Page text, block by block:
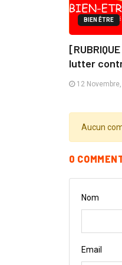
BIEN ÊTRE
lutter
12
Aucun
0
Nom
Email